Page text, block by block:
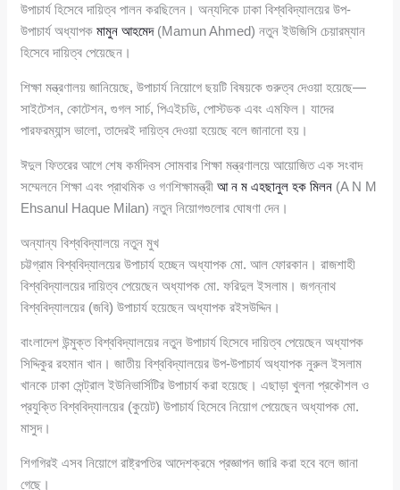
উপাচার্য হিসেবে দায়িত্ব পালন করছিলেন। অন্যদিকে ঢাকা বিশ্ববিদ্যালয়ের উপ-
উপাচার্য অধ্যাপকমামুন আহমেদ(Mamun Ahmed) নতুন ইউজিসি চেয়ারম্যান
হিসেবে দায়িত্ব পেয়েছেন।
শিক্ষা মন্ত্রণালয় জানিয়েছে, উপাচার্য নিয়োগে ছয়টি বিষয়কে গুরুত্ব দেওয়া হয়েছে—
সাইটেশন, কোটেশন, গুগল সার্চ, পিএইচডি, পোস্টডক এবং এমফিল। যাদের
পারফরম্যান্স ভালো, তাদেরই দায়িত্ব দেওয়া হয়েছে বলে জানানো হয়।
ঈদুল ফিতরের আগে শেষ কর্মদিবস সোমবার শিক্ষা মন্ত্রণালয়ে আয়োজিত এক সংবাদ
সম্মেলনে শিক্ষা এবং প্রাথমিক ও গণশিক্ষামন্ত্রীআ ন ম এহছানুল হক মিলন (A N M
Ehsanul Haque Milan) নতুন নিয়োগগুলোর ঘোষণা দেন।
অন্যান্য বিশ্ববিদ্যালয়ে নতুন মুখ
চট্টগ্রাম বিশ্ববিদ্যালয়ের উপাচার্য হচ্ছেন অধ্যাপক মো. আল ফোরকান। রাজশাহী
বিশ্ববিদ্যালয়ের দায়িত্ব পেয়েছেন অধ্যাপক মো. ফরিদুল ইসলাম। জগন্নাথ
বিশ্ববিদ্যালয়ের (জবি) উপাচার্য হয়েছেন অধ্যাপক রইসউদ্দিন।
বাংলাদেশ উন্মুক্ত বিশ্ববিদ্যালয়ের নতুন উপাচার্য হিসেবে দায়িত্ব পেয়েছেন অধ্যাপক
সিদ্দিকুর রহমান খান। জাতীয় বিশ্ববিদ্যালয়ের উপ-উপাচার্য অধ্যাপক নুরুল ইসলাম
খানকে ঢাকা সেন্ট্রাল ইউনিভার্সিটির উপাচার্য করা হয়েছে। এছাড়া খুলনা প্রকৌশল ও
প্রযুক্তি বিশ্ববিদ্যালয়ের (কুয়েট) উপাচার্য হিসেবে নিয়োগ পেয়েছেন অধ্যাপক মো.
মাসুদ।
শিগগিরই এসব নিয়োগে রাষ্ট্রপতির আদেশক্রমে প্রজ্ঞাপন জারি করা হবে বলে জানা
গেছে।